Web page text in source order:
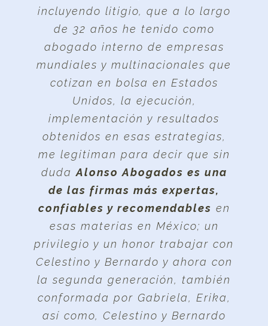
incluyendo litigio, que a lo largo
de 32 años he tenido como
abogado interno de empresas
mundiales y multinacionales que
cotizan en bolsa en Estados
Unidos, la ejecución,
implementación y resultados
obtenidos en esas estrategias,
me legitiman para decir que sin
dudaAlonso Abogados es una
de las firmas más expertas,
confiables y recomendables en
esas materias en México; un
privilegio y un honor trabajar con
Celestino y Bernardo y ahora con
la segunda generación, también
conformada por Gabriela, Erika,
así como, Celestino y Bernardo